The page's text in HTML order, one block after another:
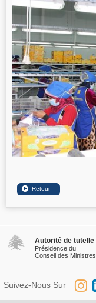
Autorité de tutelle
Présidence du
Conseil des Ministres
Suivez-Nous Sur